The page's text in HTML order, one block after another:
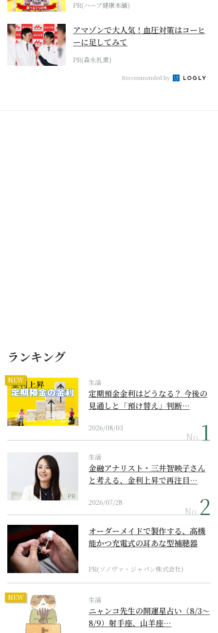
PR(ハーブ健康本舗)
アマゾンで大人気！血圧対策はコーヒ
ーに足してみて
PR(森永乳業)
Recommended by
ランキング
NEW 生活
定期預金金利はどうなる？ 今後の
見通しと「預け替え」判断…
2026/08/03
No.
PR
生活
金融アナリスト・三井智映子さん
と考える、金利上昇で再注目…
2026/07/28
No.
オーダーメイドで製作する、高機
能かつ充電式の耳あな型補聴器
PR(ソノヴァ・ジャパン株式会社)
NEW 生活
ニャンコ先生の開運星占い（8/3～
8/9）射手座、山羊座…